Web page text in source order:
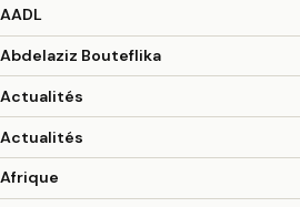
AADL
Abdelaziz Bouteflika
Actualités
Actualités
Afrique